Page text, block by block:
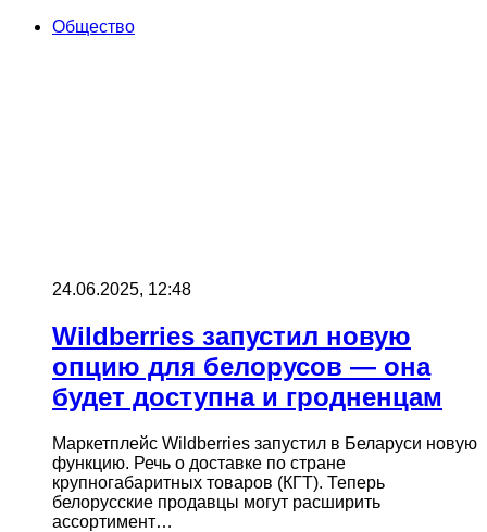
Общество
24.06.2025, 12:48
Wildberries запустил новую
опцию для белорусов — она
будет доступна и гродненцам
Маркетплейс Wildberries запустил в Беларуси новую
функцию. Речь о доставке по стране
крупногабаритных товаров (КГТ). Теперь
белорусские продавцы могут расширить
ассортимент…